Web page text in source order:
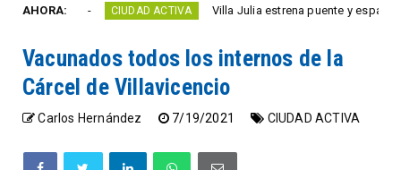
AHORA:
año CIUDAD ACTIVA Villa Julia estrena puente y espacios
Vacunados todos los internos de la
Cárcel de Villavicencio
Carlos Hernández 7/19/2021 CIUDAD ACTIVA